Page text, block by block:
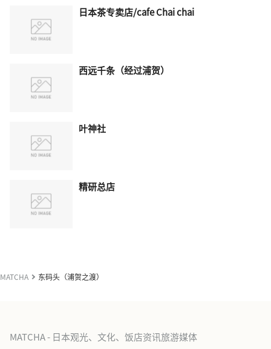
日本茶专卖店/cafe Chai chai
西远千条（经过浦贺）
叶神社
精研总店
MATCHA 东码头（浦贺之渡）
MATCHA - 日本观光、文化、饭店资讯旅游媒体